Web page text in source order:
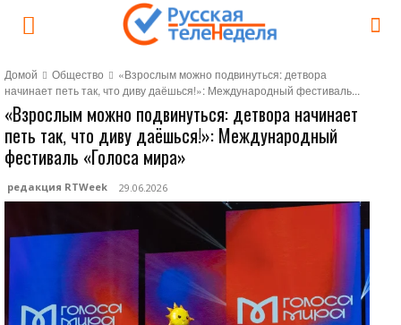
Домой Общество
«Взрослым можно подвинуться: детвора
начинает петь так, что диву даёшься!»: Международный фестиваль...
«Взрослым можно подвинуться: детвора начинает
петь так, что диву даёшься!»: Международный
фестиваль «Голоса мира»
редакция RTWeek 29.06.2026